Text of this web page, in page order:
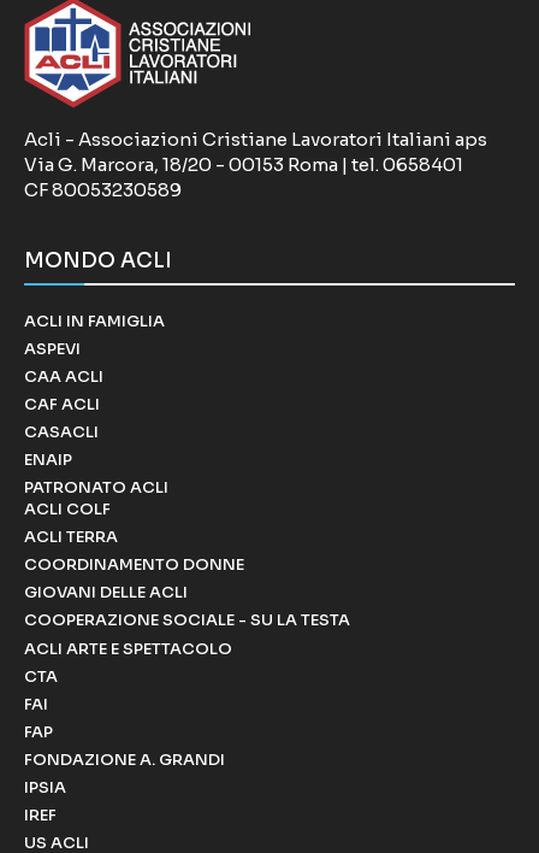
Acli - Associazioni Cristiane Lavoratori Italiani aps
Via G. Marcora, 18/20 - 00153 Roma | tel. 0658401
CF 80053230589
MONDO ACLI
ACLI IN FAMIGLIA
ASPEVI
CAA ACLI
CAF ACLI
CASACLI
ENAIP
PATRONATO ACLI
ACLI COLF
ACLI TERRA
COORDINAMENTO DONNE
GIOVANI DELLE ACLI
COOPERAZIONE SOCIALE - SU LA TESTA
ACLI ARTE E SPETTACOLO
CTA
FAI
FAP
FONDAZIONE A. GRANDI
IPSIA
IREF
US ACLI